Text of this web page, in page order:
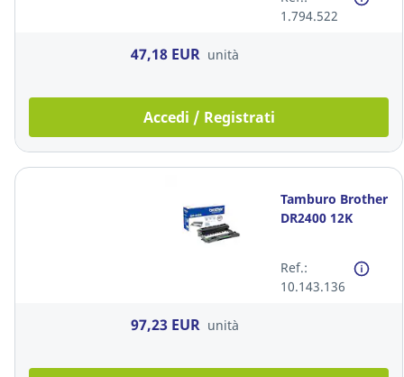
1.794.522
47,18 EUR unità
Accedi / Registrati
Tamburo Brother
DR2400 12K
Ref.:
10.143.136
97,23 EUR unità